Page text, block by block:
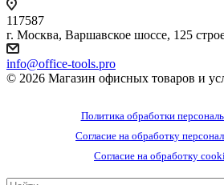
117587
г. Москва, Варшавское шоссе, 125
info@office-tools.pro
© 2026 Магазин офисных товаров и
Политика обработки
Согласие на обработку
Согласие на обработку